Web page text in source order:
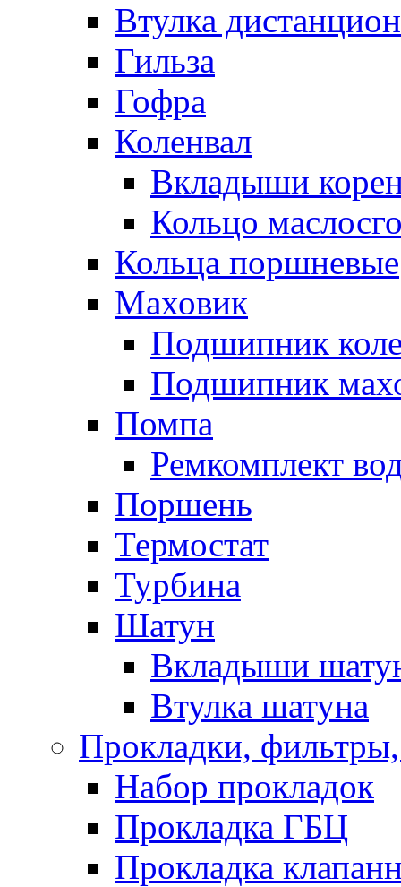
Втулка
Гильза
Гофра
Коленвал
Вкладыши
Кольцо
Кольца поршневые
Маховик
Подшипник
Подшипник
Помпа
Ремкомплект
Поршень
Термостат
Турбина
Шатун
Вкладыши
Втулка шатуна
Прокладки,
Набор прокладок
Прокладка ГБЦ
Прокладка